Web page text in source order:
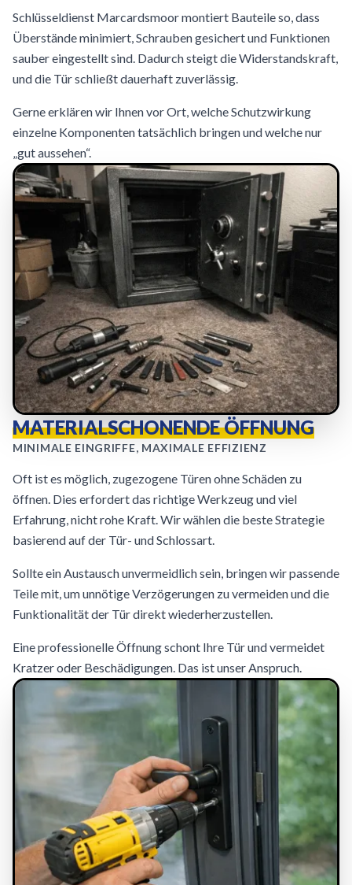
Schlüsseldienst Marcardsmoor montiert Bauteile so, dass
Überstände minimiert, Schrauben gesichert und Funktionen
sauber eingestellt sind. Dadurch steigt die Widerstandskraft,
und die Tür schließt dauerhaft zuverlässig.
Gerne erklären wir Ihnen vor Ort, welche Schutzwirkung
einzelne Komponenten tatsächlich bringen und welche nur
„gut aussehen“.
MATERIALSCHONENDE ÖFFNUNG
MINIMALE EINGRIFFE, MAXIMALE EFFIZIENZ
Oft ist es möglich, zugezogene Türen ohne Schäden zu
öffnen. Dies erfordert das richtige Werkzeug und viel
Erfahrung, nicht rohe Kraft. Wir wählen die beste Strategie
basierend auf der Tür- und Schlossart.
Sollte ein Austausch unvermeidlich sein, bringen wir passende
Teile mit, um unnötige Verzögerungen zu vermeiden und die
Funktionalität der Tür direkt wiederherzustellen.
Eine professionelle Öffnung schont Ihre Tür und vermeidet
Kratzer oder Beschädigungen. Das ist unser Anspruch.